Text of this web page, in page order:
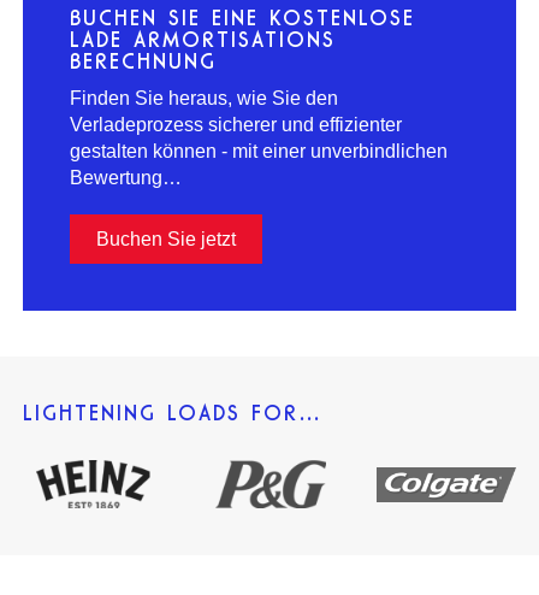
BUCHEN SIE EINE KOSTENLOSE
LADE ARMORTISATIONS
BERECHNUNG
Finden Sie heraus, wie Sie den
Verladeprozess sicherer und effizienter
gestalten können - mit einer unverbindlichen
Bewertung…
Buchen Sie jetzt
LIGHTENING LOADS FOR…